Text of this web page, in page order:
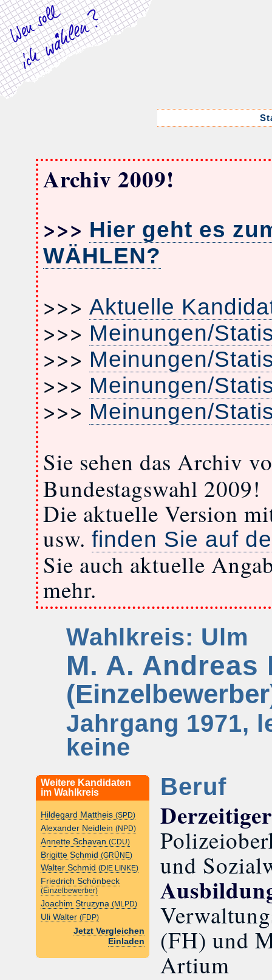
Archiv 2009!
>>> Hier geht es
WÄHLEN?
>>> Aktuelle
>>> Meinungen/
>>> Meinungen/
>>> Meinungen/
>>> Meinungen/
Sie sehen das Archiv
Bundestagswahl 2009!
Die aktuelle Version
usw. finden Sie auf
Sie auch aktuelle
mehr.
Wahlkreis: Ulm
M. A. Andreas
Jahrgang 1971,
keine
Weitere Kandidaten
im Wahlkreis
Hildegard Mattheis (SPD)
Alexander Neidlein (NPD)
Annette Schavan (CDU)
Brigitte Schmid (GRÜNE)
Walter Schmid (DIE LINKE)
Friedrich Schönbeck
(Einzelbewerber)
Joachim Struzyna (MLPD)
Uli Walter (FDP)
Jetzt Vergleichen
Einladen
Beruf
und
(FH) und
Artium